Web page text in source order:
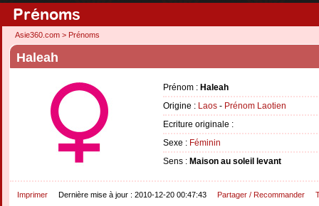
Prénoms
Asie360.com > Prénoms
Haleah
Prénom : Haleah
Origine : Laos - Prénom Laotien
Ecriture originale :
Sexe : Féminin
Sens : Maison au soleil levant
Imprimer Dernière mise à jour : 2010-12-20 00:47:43 Partager / Recommander